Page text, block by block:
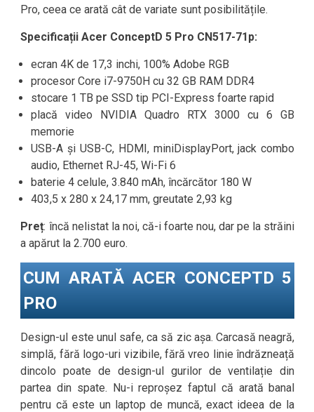
Pro, ceea ce arată cât de variate sunt posibilitățile.
Specificații Acer ConceptD 5 Pro CN517-71p:
ecran 4K de 17,3 inchi, 100% Adobe RGB
procesor Core i7-9750H cu 32 GB RAM DDR4
stocare 1 TB pe SSD tip PCI-Express foarte rapid
placă video NVIDIA Quadro RTX 3000 cu 6 GB
memorie
USB-A și USB-C, HDMI, miniDisplayPort, jack combo
audio, Ethernet RJ-45, Wi-Fi 6
baterie 4 celule, 3.840 mAh, încărcător 180 W
403,5 x 280 x 24,17 mm, greutate 2,93 kg
Preț: încă nelistat la noi, că-i foarte nou, dar pe la străini
a apărut la 2.700 euro.
CUM ARATĂ ACER CONCEPTD 5
PRO
Design-ul este unul safe, ca să zic așa. Carcasă neagră,
simplă, fără logo-uri vizibile, fără vreo linie îndrăzneață
dincolo poate de design-ul gurilor de ventilație din
partea din spate. Nu-i reproșez faptul că arată banal
pentru că este un laptop de muncă, exact ideea de la